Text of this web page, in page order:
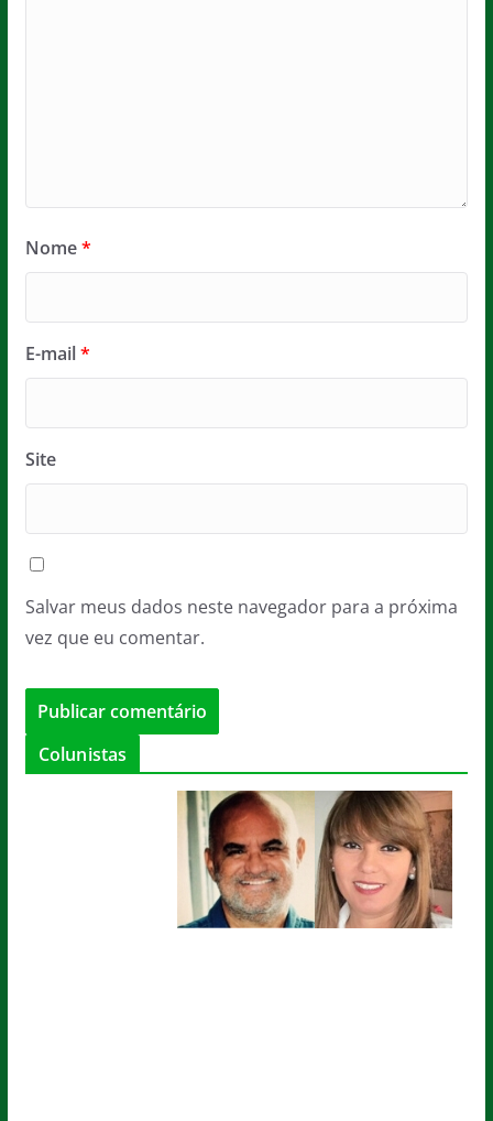
Nome*
E-mail*
Site
Salvar meus dados neste navegador para a próxima
vez que eu comentar.
Colunistas